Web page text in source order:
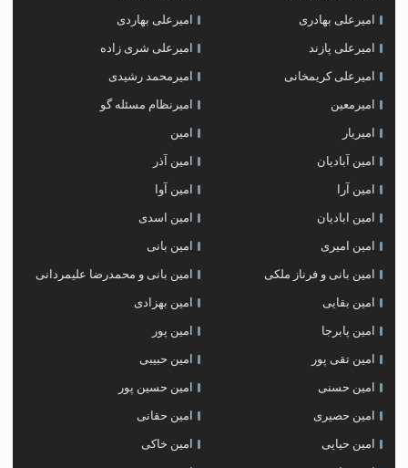
امیرعلی بهادری امیرعلی بهاردی
امیرعلی پازند امیرعلی شری زاده
امیرعلی کریمخانی امیرمحمد رشیدی
امیرمعین امیرنظام مسئله گو
امیریار امین
امین آبادیان امین آذر
امین آرا امین آوا
امین ابادیان امین اسدی
امین امیری امین بانی
امین بانی و فرناز ملکی امین بانی و محمدرضا علیمردانی
امین بقایی امین بهزادی
امین پابرجا امین پور
امین تقی پور امین حبیبی
امین حسنی امین حسین پور
امین حصیری امین حقانی
امین حیایی امین خاکی